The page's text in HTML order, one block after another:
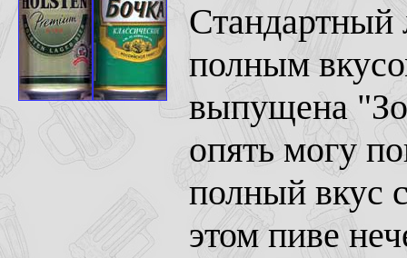
Стандартный
полным
выпущена
опять могу
полный вкус
этом пиве